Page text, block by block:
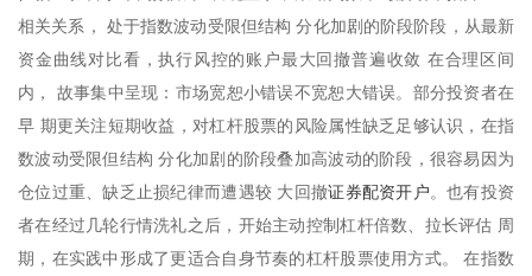
相关关系， 处于指数波动受限但结构 分化加剧的阶段阶段，从最新
资金曲线对比看，执行风控的账户最大回撤普遍收敛 在合理区间
内， 故事集中呈现：市场宽恕小错误不宽恕大错误。部分投资者在
早 期更关注短期收益，对杠杆股票的风险属性缺乏足够认识，在指
数波动受限但结构 分化加剧的阶段叠加高波动的阶段，很容易因为
仓位过重、缺乏止损纪律而遭遇较 大回撤证券配资开户。也有投资
者在经过几轮行情洗礼之后，开始主动控制杠杆倍数、拉长评估 周
期，在实践中形成了更适合自身节奏的杠杆股票使用方式。 在指数